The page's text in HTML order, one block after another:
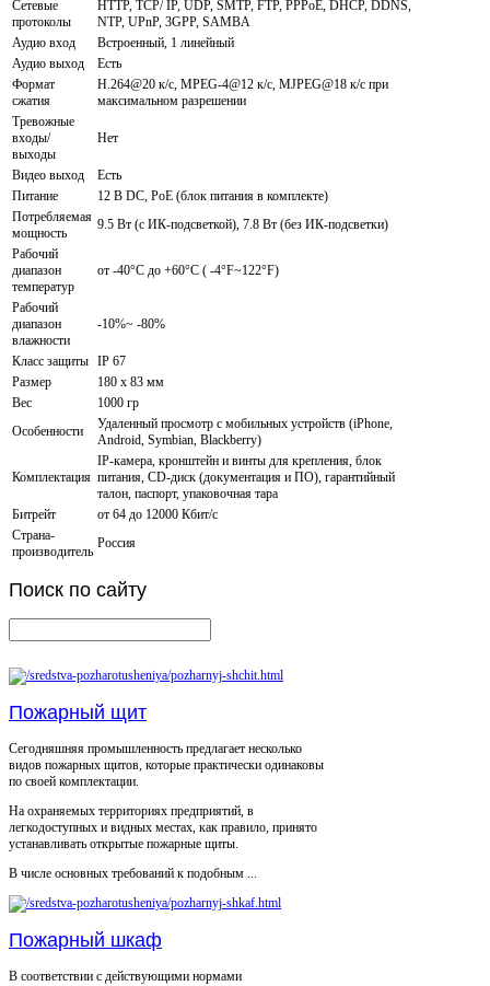
Сетевые
протоколы
HTTP, TCP/ IP, UDP, SMTP, FTP, PPPoE, DHCP, DDNS,
NTP, UPnP, 3GPP, SAMBA
Аудио вход
Встроенный, 1 линейный
Аудио выход
Есть
Формат
сжатия
H.264@20 к/с, MPEG-4@12 к/с, MJPEG@18 к/с при
максимальном разрешении
Тревожные
входы/
выходы
Нет
Видео выход
Есть
Питание
12 В DC, PoE (блок питания в комплекте)
Потребляемая
мощность
9.5 Вт (с ИК-подсветкой), 7.8 Вт (без ИК-подсветки)
Рабочий
диапазон
температур
от -40°C до +60°C ( -4°F~122°F)
Рабочий
диапазон
влажности
-10%~ -80%
Класс защиты IP 67
Размер
180 х 83 мм
Вес
1000 гр
Особенности
Удаленный просмотр с мобильных устройств (iPhone,
Android, Symbian, Blackberry)
Комплектация
IP-камера, кронштейн и винты для крепления, блок
питания, CD-диск (документация и ПО), гарантийный
талон, паспорт, упаковочная тара
Битрейт
от 64 до 12000 Кбит/с
Страна-
производитель
Россия
Поиск по сайту
Пожарный щит
Сегодняшняя промышленность предлагает несколько
видов пожарных щитов, которые практически одинаковы
по своей комплектации.
На охраняемых территориях предприятий, в
легкодоступных и видных местах, как правило, принято
устанавливать открытые пожарные щиты.
В числе основных требований к подобным ...
Пожарный шкаф
В соответствии с действующими нормами